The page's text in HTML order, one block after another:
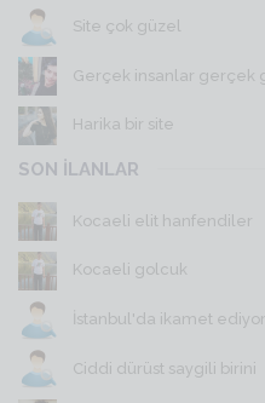
Site çok güzel
Gerçek insanlar gerçek
Harika bir site
SON İLANLAR
Kocaeli elit hanfendiler
Kocaeli golcuk
İstanbul'da ikamet
Ciddi dürüst saygili birini